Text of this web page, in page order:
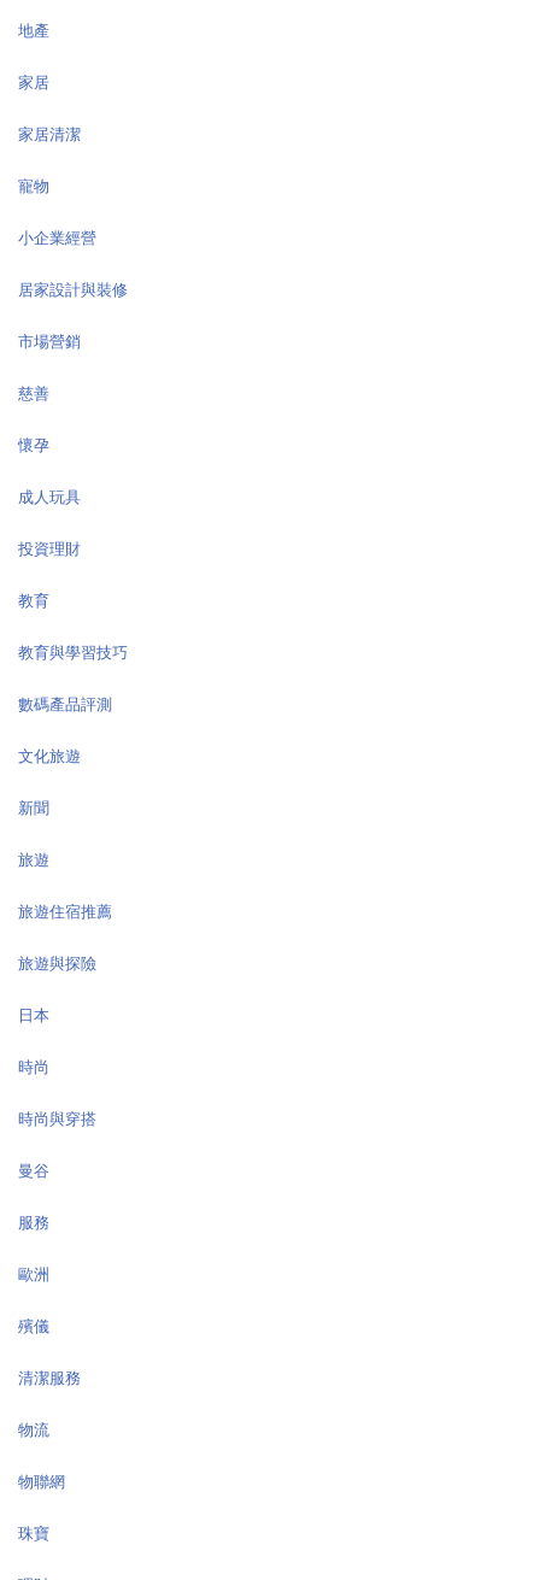
地產
家居
家居清潔
寵物
小企業經營
居家設計與裝修
市場營銷
慈善
懷孕
成人玩具
投資理財
教育
教育與學習技巧
數碼產品評測
文化旅遊
新聞
旅遊
旅遊住宿推薦
旅遊與探險
日本
時尚
時尚與穿搭
曼谷
服務
歐洲
殯儀
清潔服務
物流
物聯網
珠寶